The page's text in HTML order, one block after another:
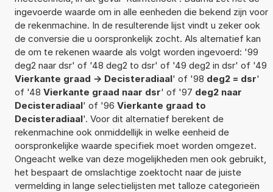
ingevoerde waarde om in alle eenheden die bekend zijn voor
de rekenmachine. In de resulterende lijst vindt u zeker ook
de conversie die u oorspronkelijk zocht. Als alternatief kan
de om te rekenen waarde als volgt worden ingevoerd: '99
deg2 naar dsr' of '48 deg2 to dsr' of '49 deg2 in dsr' of '49
Vierkante graad -> Decisteradiaal' of '98 deg2 = dsr'
of '48 Vierkante graad naar dsr' of '97 deg2 naar
Decisteradiaal' of '96 Vierkante graad to
Decisteradiaal'. Voor dit alternatief berekent de
rekenmachine ook onmiddellijk in welke eenheid de
oorspronkelijke waarde specifiek moet worden omgezet.
Ongeacht welke van deze mogelijkheden men ook gebruikt,
het bespaart de omslachtige zoektocht naar de juiste
vermelding in lange selectielijsten met talloze categorieën